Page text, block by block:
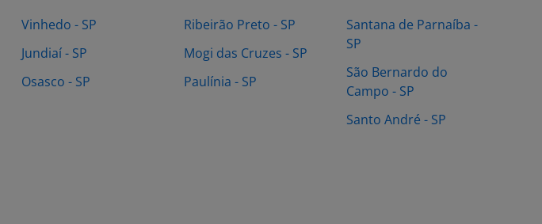
Vinhedo - SP
Jundiaí - SP
Osasco - SP
Ribeirão Preto - SP
Mogi das Cruzes - SP
Paulínia - SP
Santana de Parnaíba -
SP
São Bernardo do
Campo - SP
Santo André - SP